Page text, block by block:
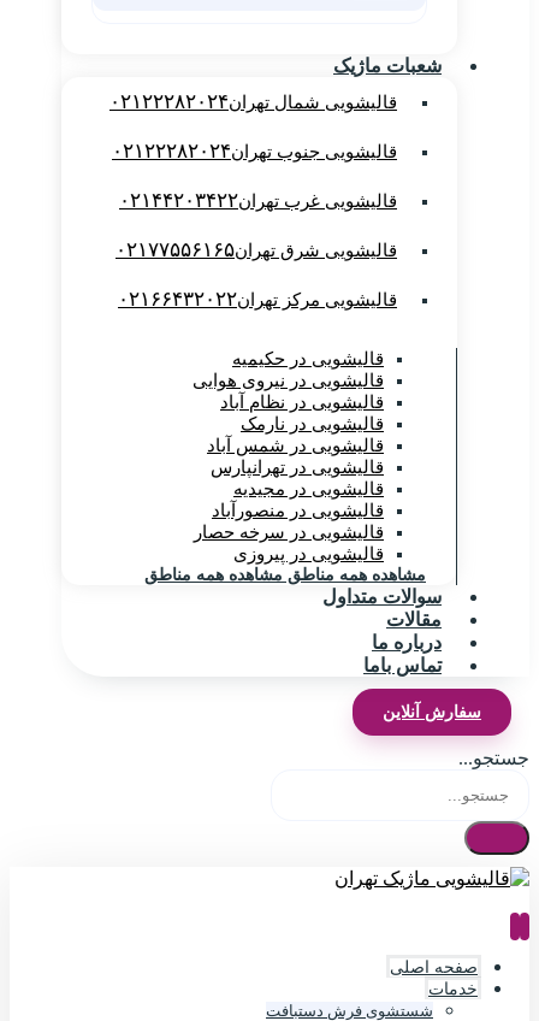
شعبات ماژیک
قالیشویی شمال تهران۰۲۱۲۲۲۸۲۰۲۴
قالیشویی جنوب تهران۰۲۱۲۲۲۸۲۰۲۴
قالیشویی غرب تهران۰۲۱۴۴۲۰۳۴۲۲
قالیشویی شرق تهران۰۲۱۷۷۵۵۶۱۶۵
قالیشویی مرکز تهران۰۲۱۶۶۴۳۲۰۲۲
قالیشویی در حکیمیه
قالیشویی در نیروی هوایی
قالیشویی در نظام آباد
قالیشویی در نارمک
قالیشویی در شمس آباد
قالیشویی در تهرانپارس
قالیشویی در مجیدیه
قالیشویی در منصورآباد
قالیشویی در سرخه حصار
قالیشویی در پیروزی
مشاهده همه مناطق مشاهده همه مناطق
سوالات متداول
مقالات
درباره ما
تماس باما
سفارش آنلاین
جستجو...
صفحه اصلی
خدمات
شستشوی فرش دستبافت